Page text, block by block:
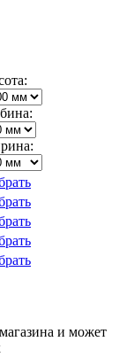
и может